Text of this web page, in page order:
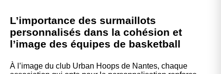
L’importance des surmaillots
personnalisés dans la cohésion et
l’image des équipes de basketball
À l’image du club Urban Hoops de Nantes, chaque